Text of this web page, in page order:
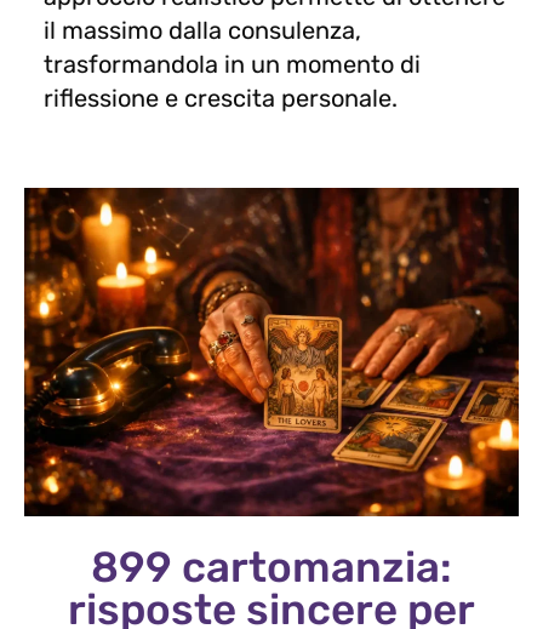
il massimo dalla consulenza,
trasformandola in un momento di
riflessione e crescita personale.
899 cartomanzia:
risposte sincere per